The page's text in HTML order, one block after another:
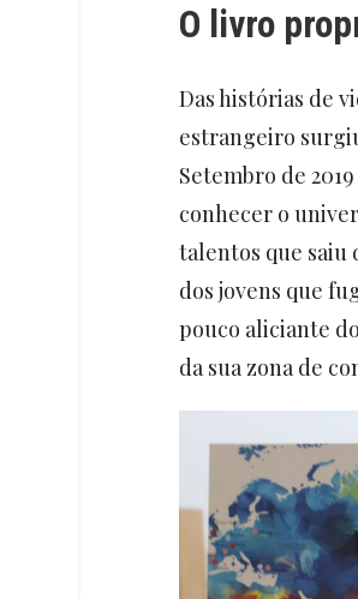
O livro
Das histórias de
estrangeiro
Setembro de
conhecer o
talentos que saiu
dos jovens que
pouco aliciante
da sua zona de